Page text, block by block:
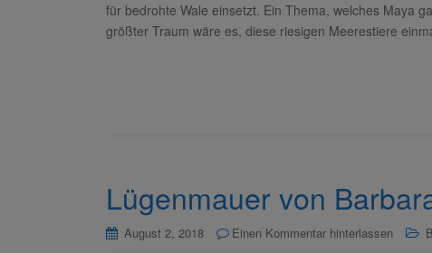
für bedrohte Wale einsetzt. Ein Thema, welches Maya
größter Traum wäre es, diese riesigen Meerestiere
Lügenmauer von
August 2, 2018 Einen Kommentar hinterlassen